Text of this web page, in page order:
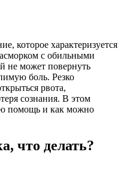
которое характеризуется
с обильными
не может повернуть
боль. Резко
рвота,
сознания. В этом
помощь и как можно
что делать?